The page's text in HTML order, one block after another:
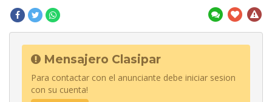
Mensajero Clasipar
Para contactar con el anunciante debe iniciar sesion
con su cuenta!